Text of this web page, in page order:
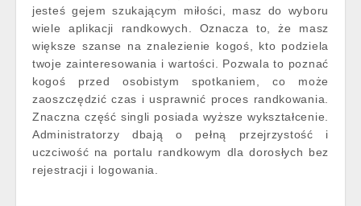
jesteś gejem szukającym miłości, masz do wyboru
wiele aplikacji randkowych. Oznacza to, że masz
większe szanse na znalezienie kogoś, kto podziela
twoje zainteresowania i wartości. Pozwala to poznać
kogoś przed osobistym spotkaniem, co może
zaoszczędzić czas i usprawnić proces randkowania.
Znaczna część singli posiada wyższe wykształcenie.
Administratorzy dbają o pełną przejrzystość i
uczciwość na portalu randkowym dla dorosłych bez
rejestracji i logowania.